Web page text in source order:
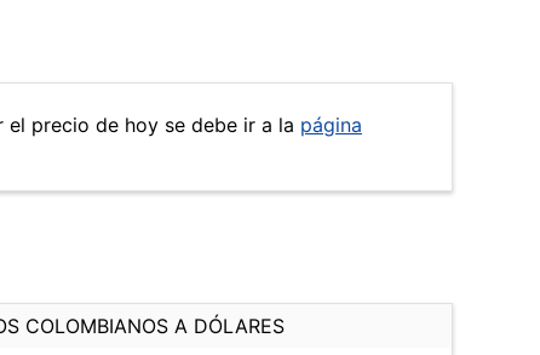
precio de hoy se debe ir a la página
COLOMBIANOS A DÓLARES